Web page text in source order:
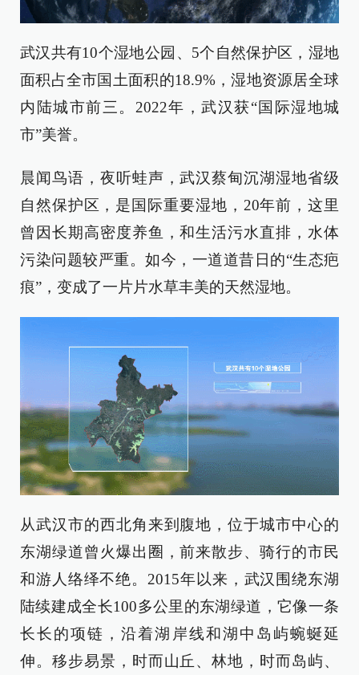
武汉共有10个湿地公园、5个自然保护区，湿地
面积占全市国土面积的18.9%，湿地资源居全球
内陆城市前三。2022年，武汉获“国际湿地城
市”美誉。
晨闻鸟语，夜听蛙声，武汉蔡甸沉湖湿地省级
自然保护区，是国际重要湿地，20年前，这里
曾因长期高密度养鱼，和生活污水直排，水体
污染问题较严重。如今，一道道昔日的“生态疤
痕”，变成了一片片水草丰美的天然湿地。
从武汉市的西北角来到腹地，位于城市中心的
东湖绿道曾火爆出圈，前来散步、骑行的市民
和游人络绎不绝。2015年以来，武汉围绕东湖
陆续建成全长100多公里的东湖绿道，它像一条
长长的项链，沿着湖岸线和湖中岛屿蜿蜒延
伸。移步易景，时而山丘、林地，时而岛屿、